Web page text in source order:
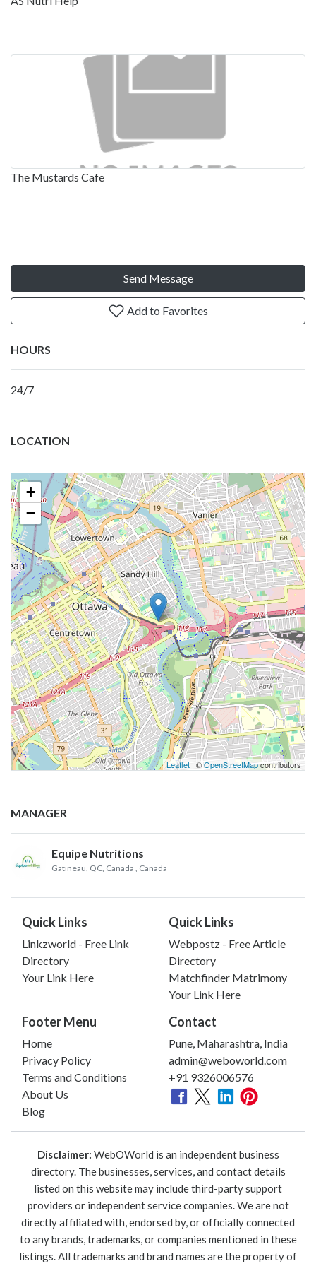
The Mustards Cafe
Send Message
Add to Favorites
HOURS
24/7
LOCATION
+
−
Leaflet | ©OpenStreetMapcontributors
MANAGER
Equipe Nutritions
Gatineau, QC, Canada , Canada
Quick Links
Linkzworld - Free Link
Directory
Your Link Here
Quick Links
Webpostz - Free Article
Directory
Matchfinder Matrimony
Your Link Here
Footer Menu
Home
Privacy Policy
Terms and Conditions
About Us
Blog
Contact
Pune, Maharashtra, India
admin@weboworld.com
+91 9326006576
Disclaimer: WebOWorld is an independent business
directory. The businesses, services, and contact details
listed on this website may include third-party support
providers or independent service companies. We are not
directly affiliated with, endorsed by, or officially connected
to any brands, trademarks, or companies mentioned in these
listings. All trademarks and brand names are the property of